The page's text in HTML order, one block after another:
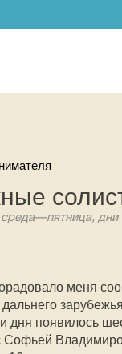
меня
дальнего
дня появилось
Софьей